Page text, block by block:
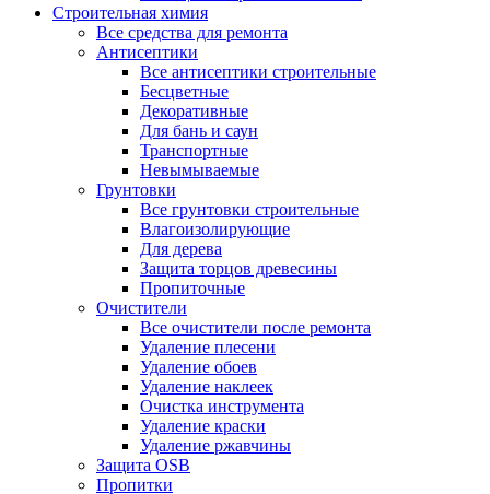
Строительная химия
Все средства для ремонта
Антисептики
Все антисептики строительные
Бесцветные
Декоративные
Для бань и саун
Транспортные
Невымываемые
Грунтовки
Все грунтовки строительные
Влагоизолирующие
Для дерева
Защита торцов древесины
Пропиточные
Очистители
Все очистители после ремонта
Удаление плесени
Удаление обоев
Удаление наклеек
Очистка инструмента
Удаление краски
Удаление ржавчины
Защита OSB
Пропитки